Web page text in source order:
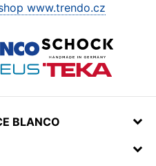
www.trendo.cz
BLANCO